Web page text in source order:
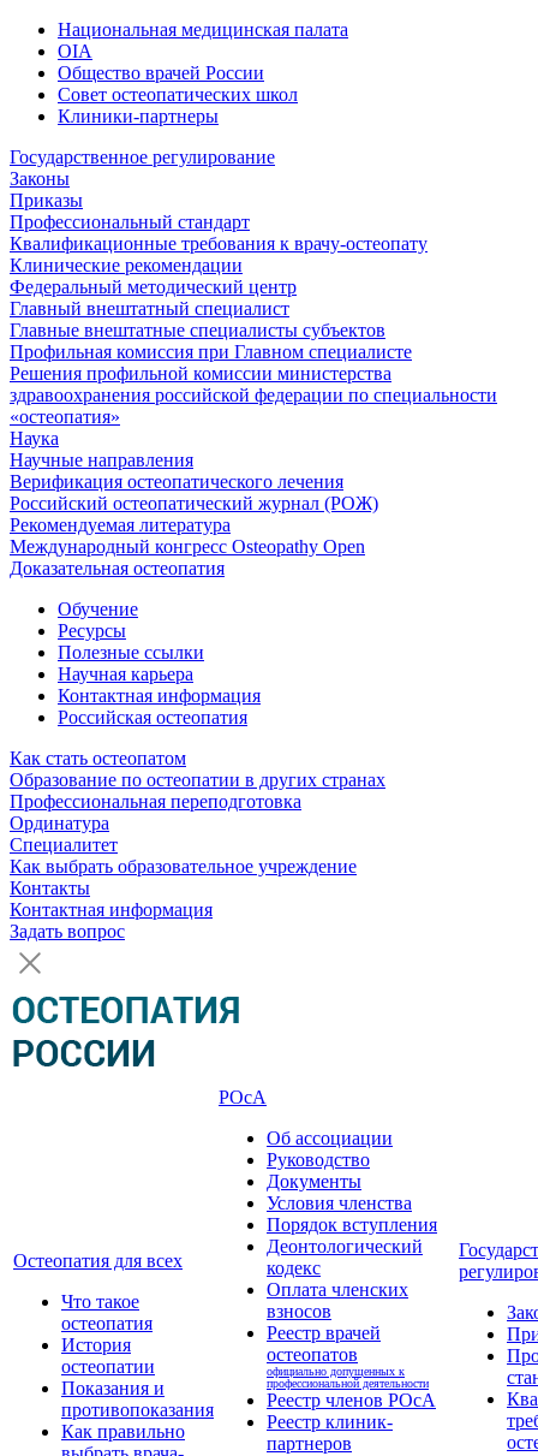
Национальная медицинская палата
OIA
Общество врачей России
Совет остеопатических школ
Клиники-партнеры
Государственное регулирование
Законы
Приказы
Профессиональный стандарт
Квалификационные требования к врачу-остеопату
Клинические рекомендации
Федеральный методический центр
Главный внештатный специалист
Главные внештатные специалисты субъектов
Профильная комиссия при Главном специалисте
Решения профильной комиссии министерства
здравоохранения российской федерации по специальности
«остеопатия»
Наука
Научные направления
Верификация остеопатического лечения
Российский остеопатический журнал (РОЖ)
Рекомендуемая литература
Международный конгресс Osteopathy Open
Доказательная остеопатия
Обучение
Ресурсы
Полезные ссылки
Научная карьера
Контактная информация
Российская остеопатия
Как стать остеопатом
Образование по остеопатии в других странах
Профессиональная переподготовка
Ординатура
Специалитет
Как выбрать образовательное учреждение
Контакты
Контактная информация
Задать вопрос
Остеопатия для всех
Что такое
остеопатия
История
остеопатии
Показания и
противопоказания
Как правильно
РОсА
Об ассоциации
Руководство
Документы
Условия членства
Порядок вступления
Деонтологический
кодекс
Оплата членских
взносов
Реестр врачей
остеопатов
официально допущенных к
профессиональной деятельности
Реестр членов РОсА
Реестр клиник-
партнеров